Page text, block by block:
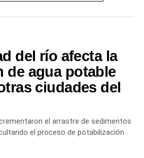
de un nuevo revestimiento de
malla de acero y el sellado de
durabilidad de la infraestructura.
que esta intervención forma
y renovación de la
provincial, con el propósito de
del agua, preservar el Canal
del Alto Valle.
del río afecta la
de agua potable
ciudades del
el arrastre de sedimentos
el proceso de potabilización